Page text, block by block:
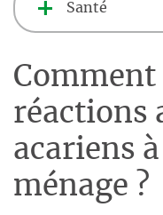
Santé
réactions
acariens
ménage ?